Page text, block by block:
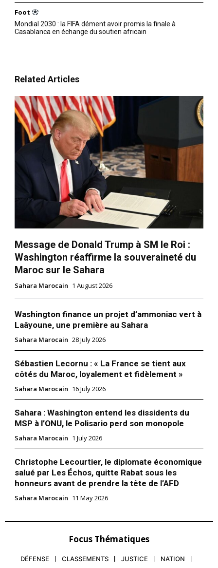
Foot
Mondial 2030 : la FIFA dément avoir promis la finale à
Casablanca en échange du soutien africain
Related Articles
Message de Donald Trump à SM le Roi :
Washington réaffirme la souveraineté du
Maroc sur le Sahara
Sahara Marocain 1 August 2026
Washington finance un projet d’ammoniac vert à
Laâyoune, une première au Sahara
Sahara Marocain 28 July 2026
Sébastien Lecornu : « La France se tient aux
côtés du Maroc, loyalement et fidèlement »
Sahara Marocain 16 July 2026
Sahara : Washington entend les dissidents du
MSP à l’ONU, le Polisario perd son monopole
Sahara Marocain 1 July 2026
Christophe Lecourtier, le diplomate économique
salué par Les Échos, quitte Rabat sous les
honneurs avant de prendre la tête de l’AFD
Sahara Marocain 11 May 2026
Focus Thématiques
DÉFENSE CLASSEMENTS JUSTICE
NATION